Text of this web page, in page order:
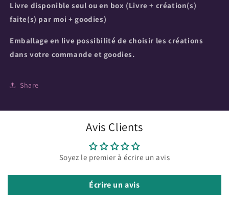
Livre disponible seul ou en box (Livre + création(s)
faite(s) par moi + goodies)
Emballage en live possibilité de choisir les créations
dans votre commande et goodies.
Share
Avis Clients
Soyez le premier à écrire un avis
Écrire un avis